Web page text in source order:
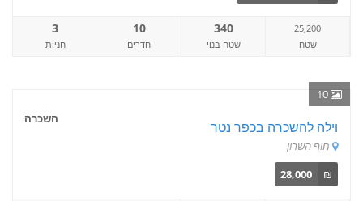
25,200
שטח
340
שטח בנוי
10
חדרים
3
חניות
השכרה
וילה להשכרה בכפר נטר
חוף השרון
₪
28,000